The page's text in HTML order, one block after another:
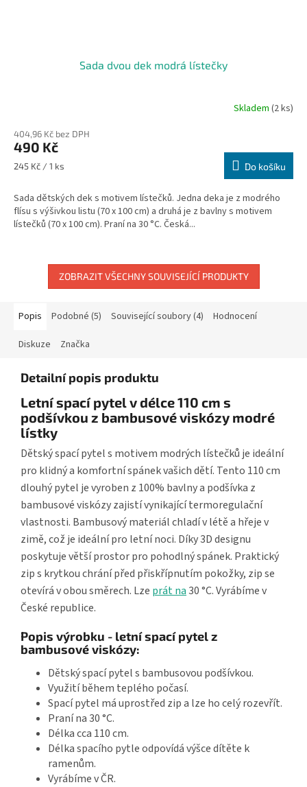
Sada dvou dek modrá lístečky
Skladem (2 ks)
404,96 Kč bez DPH
490 Kč
Měrná
245 Kč / 1 ks Do košíku
Sada dětských dek s motivem lístečků. Jedna deka je z modrého
flísu s výšivkou listu (70 x 100 cm) a druhá je z bavlny s motivem
lístečků (70 x 100 cm). Praní na 30 °C. Česká...
ZOBRAZIT VŠECHNY SOUVISEJÍCÍ PRODUKTY
Popis Podobné (5) Související soubory (4) Hodnocení
Diskuze Značka
Detailní popis produktu
Letní spací pytel v délce 110 cm s
podšívkou z bambusové viskózy modré
lístky
Dětský spací pytel s motivem modrých lístečků je ideální
pro klidný a komfortní spánek vašich dětí. Tento 110 cm
dlouhý pytel je vyroben z 100% bavlny a podšívka z
bambusové viskózy zajistí vynikající termoregulační
vlastnosti. Bambusový materiál chladí v létě a hřeje v
zimě, což je ideální pro letní noci. Díky 3D designu
poskytuje větší prostor pro pohodlný spánek. Praktický
zip s krytkou chrání před přiskřípnutím pokožky, zip se
otevírá v obou směrech. Lze prát na30 °C. Vyrábíme v
České republice.
Popis výrobku - letní spací pytel z
bambusové viskózy:
Dětský spací pytel s bambusovou podšívkou.
Využití během teplého počasí.
Spací pytel má uprostřed zip a lze ho celý rozevřít.
Praní na 30 °C.
Délka cca 110 cm.
Délka spacího pytle odpovídá výšce dítěte k
ramenům.
Vyrábíme v ČR.